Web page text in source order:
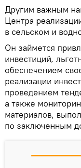
Другим важным
Центра
в сельском и
Он займется
инвестиций,
обеспечением
реализации
проведением
а также
материалов,
по заключенным